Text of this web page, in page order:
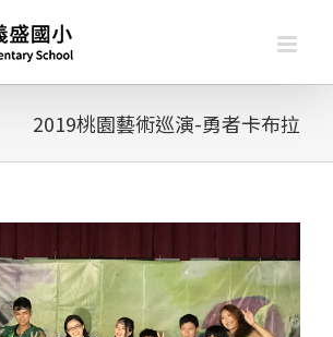
2019桃園藝術巡演-勇者卡布拉